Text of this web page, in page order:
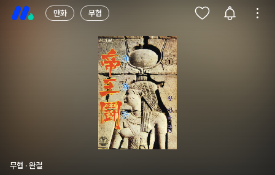
만화 무협
무협 · 완결